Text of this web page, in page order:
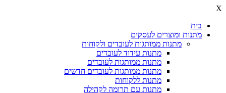
X
בית
מתנות ומוצרים לעסקים
מתנות ממותגות לעובדים ולקוחות
מתנות עידוד לעובדים
מתנות ממותגות לעובדים
מתנות ממותגות לעובדים חדשים
מתנות ללקוחות
מתנות עם תרומה לקהילה